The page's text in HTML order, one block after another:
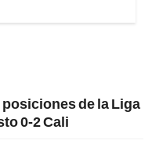
de la Liga
0-2 Cali